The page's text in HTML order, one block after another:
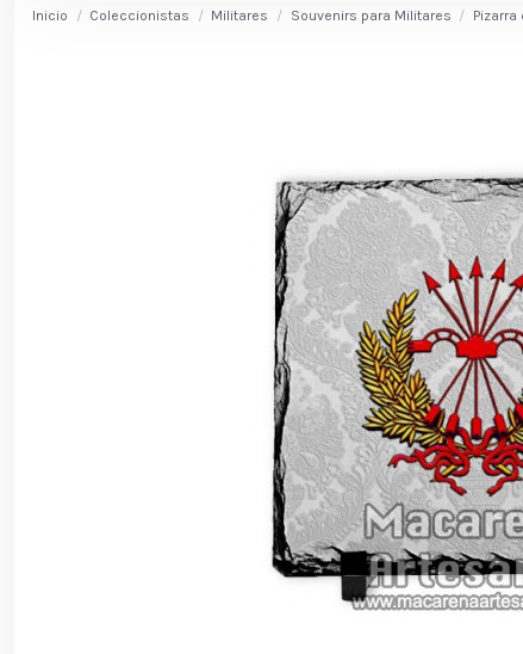
Inicio Coleccionistas Militares Souvenirs para Militares